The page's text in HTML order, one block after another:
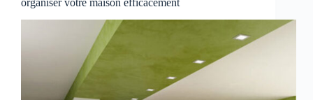
organiser votre maison efficacement